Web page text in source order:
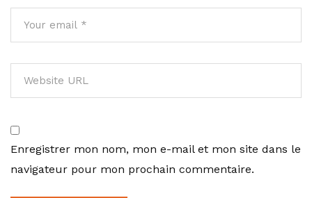
Enregistrer mon nom, mon e-mail et mon site dans le
navigateur pour mon prochain commentaire.